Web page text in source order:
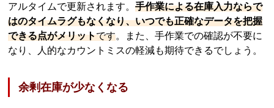
アルタイムで更新されます。手作業による在庫入力ならで
はのタイムラグもなくなり、いつでも正確なデータを把握
できる点がメリットです。また、手作業での確認が不要に
なり、人的なカウントミスの軽減も期待できるでしょう。
余剰在庫が少なくなる